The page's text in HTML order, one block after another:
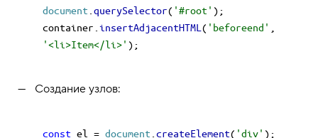
document .querySelector( '#root' );
container.insertAdjacentHTML ( 'beforeend'
'<li>Item</li>'
Создание узлов:
const el = document .createElement( 'div' );